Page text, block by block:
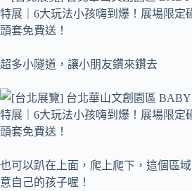
超多小隧道，讓小朋友鑽來鑽去
也可以趴在上面，爬上爬下，這個區
意自己的孩子喔！